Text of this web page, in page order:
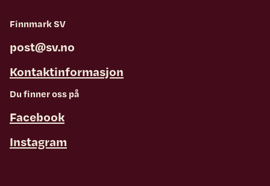
Finnmark SV
post@sv.no
Kontaktinformasjon
Du finner oss på
Facebook
Instagram